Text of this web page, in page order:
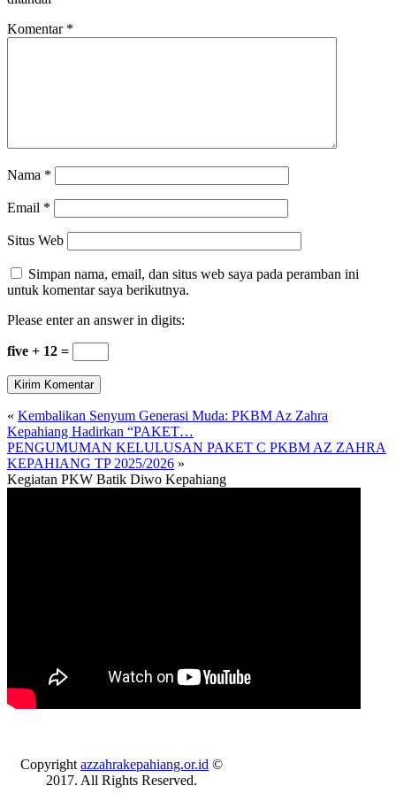
Komentar *
Nama *
Email *
Situs Web
Simpan nama, email, dan situs web saya pada peramban ini
untuk komentar saya berikutnya.
Please enter an answer in digits:
five + 12 =
« Kembalikan Senyum Generasi Muda: PKBM Az Zahra
Kepahiang Hadirkan “PAKET…
PENGUMUMAN KELULUSAN PAKET C PKBM AZ ZAHRA
KEPAHIANG TP 2025/2026 »
Kegiatan PKW Batik Diwo Kepahiang
Copyrightazzahrakepahiang.or.id ©
2017. All Rights Reserved.